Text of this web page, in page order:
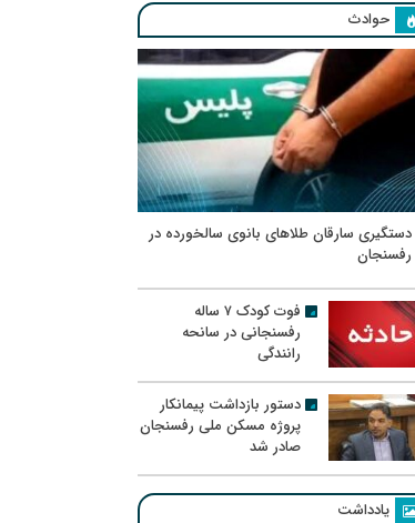
حوادث
دستگیری سارقان طلاهای بانوی سالخورده در
رفسنجان
فوت کودک ۷ ساله
رفسنجانی در سانحه
رانندگی
دستور بازداشت پیمانکار
پروژه مسکن ملی رفسنجان
صادر شد
یادداشت